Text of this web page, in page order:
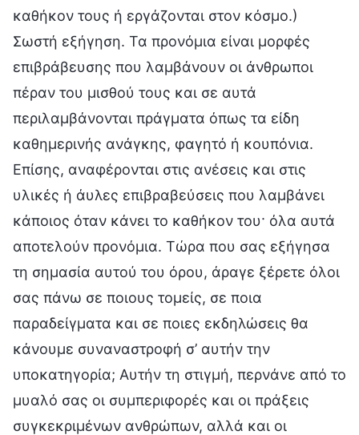
καθήκον τους ή εργάζονται στον κόσμο.)
Σωστή εξήγηση. Τα προνόμια είναι μορφές
επιβράβευσης που λαμβάνουν οι άνθρωποι
πέραν του μισθού τους και σε αυτά
περιλαμβάνονται πράγματα όπως τα είδη
καθημερινής ανάγκης, φαγητό ή κουπόνια.
Επίσης, αναφέρονται στις ανέσεις και στις
υλικές ή άυλες επιβραβεύσεις που λαμβάνει
κάποιος όταν κάνει το καθήκον του· όλα αυτά
αποτελούν προνόμια. Τώρα που σας εξήγησα
τη σημασία αυτού του όρου, άραγε ξέρετε όλοι
σας πάνω σε ποιους τομείς, σε ποια
παραδείγματα και σε ποιες εκδηλώσεις θα
κάνουμε συναναστροφή σ’ αυτήν την
υποκατηγορία; Αυτήν τη στιγμή, περνάνε από το
μυαλό σας οι συμπεριφορές και οι πράξεις
συγκεκριμένων ανθρώπων, αλλά και οι